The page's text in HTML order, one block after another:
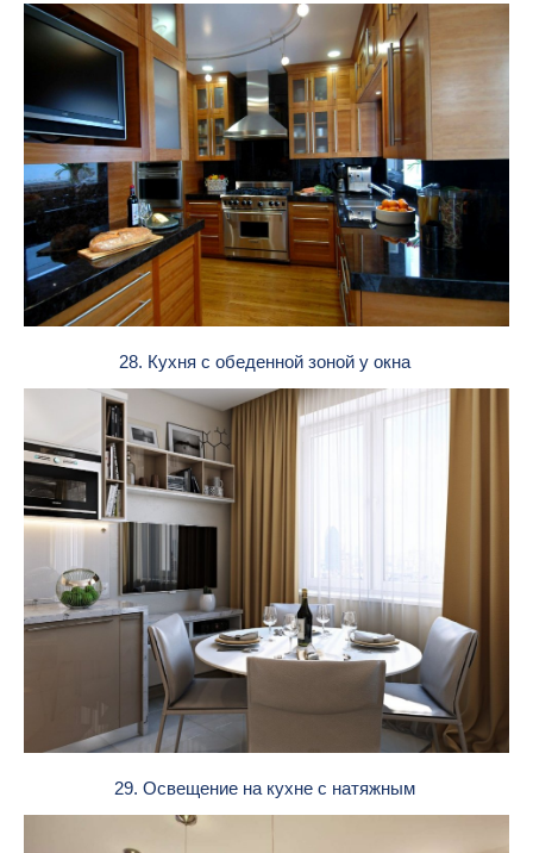
28. Кухня с обеденной зоной у окна
29. Освещение на кухне с натяжным